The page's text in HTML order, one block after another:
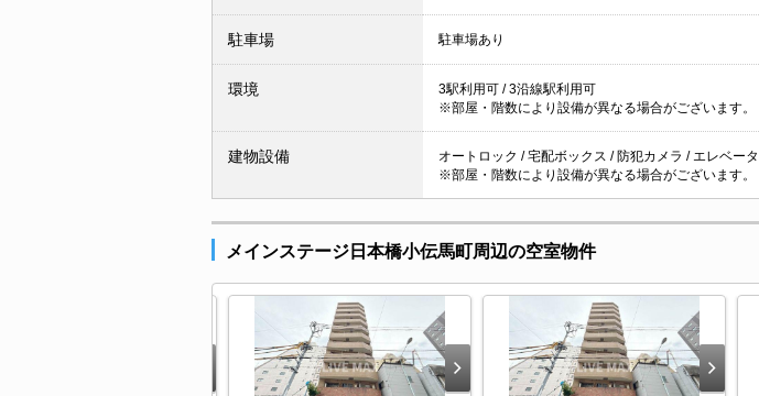
駐車場 駐車場あり
環境
3駅利用可 / 3沿線駅利用可
※部屋・階数により設備が異なる場合がございます。
建物設備
オートロック / 宅配ボックス / 防犯カメラ / エレベー
※部屋・階数により設備が異なる場合がございます。
メインステージ日本橋小伝馬町周辺の空室物件